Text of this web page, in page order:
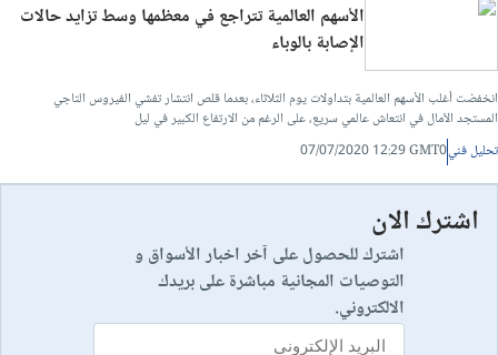
الأسهم العالمية تتراجع في معظمها وسط تزايد حالات
الإصابة بالوباء
انخفضت أغلب الأسهم العالمية بتداولات يوم الثلاثاء، بعدما قلص انتشار تفشي الفيروس التاجي
المستجد الآمال في انتعاش عالمي سريع، على الرغم من الارتفاع الكبير في ليل
تحليل فني07/07/2020 12:29 GMT0
اشترك الان
اشترك للحصول على آخر اخبار الأسواق و
التوصيات المجانية مباشرة على بريدك
الالكتروني.